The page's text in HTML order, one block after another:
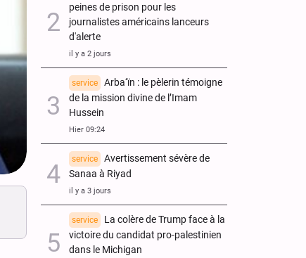
peines de prison pour les
journalistes américains lanceurs
d'alerte
il y a 2 jours
service
Arba‘ïn : le pèlerin témoigne
de la mission divine de l’Imam
Hussein
Hier 09:24
service
Avertissement sévère de
Sanaa à Riyad
il y a 3 jours
service
La colère de Trump face à la
victoire du candidat pro-palestinien
dans le Michigan